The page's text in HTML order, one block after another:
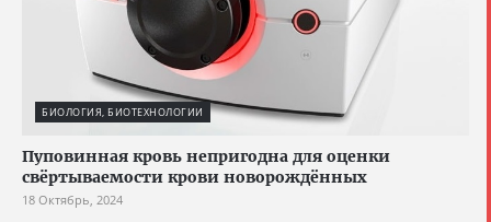
БИОЛОГИЯ, БИОТЕХНОЛОГИИ
Пуповинная кровь непригодна для оценки
свёртываемости крови новорождённых
18 Октябрь, 2024